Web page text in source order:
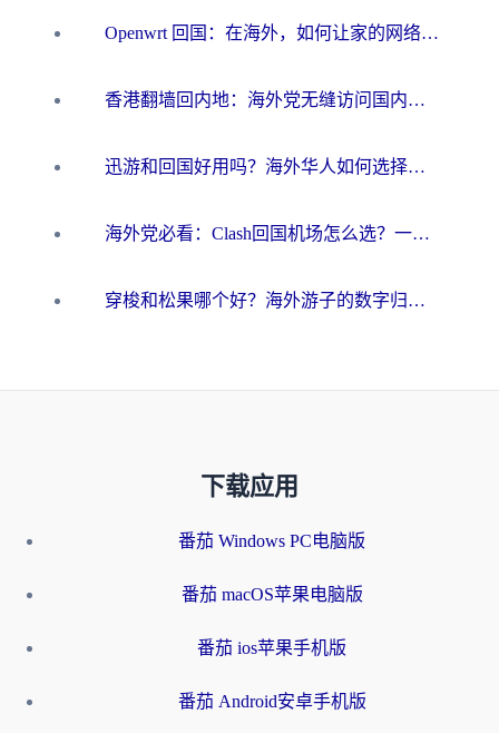
Openwrt 回国：在海外，如何让家的网络触手可及
香港翻墙回内地：海外党无缝访问国内资源的加速器选择全攻略
迅游和回国好用吗？海外华人如何选择靠谱的回国加速器
海外党必看：Clash回国机场怎么选？一篇搞定无缝访问国内资源的全攻略
穿梭和松果哪个好？海外游子的数字归乡路，到底该怎么选
下载应用
番茄 Windows PC电脑版
番茄 macOS苹果电脑版
番茄 ios苹果手机版
番茄 Android安卓手机版